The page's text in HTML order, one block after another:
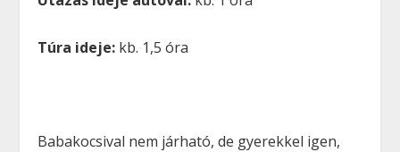
Túra ideje: kb. 1,5 óra
Babakocsival nem járható, de gyerekkel igen,